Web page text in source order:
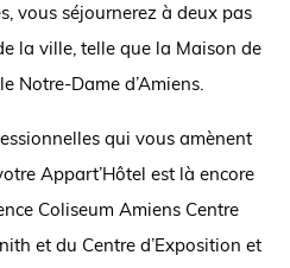
vous séjournerez à deux pas
la ville, telle que la Maison de
Notre-Dame d’Amiens.
qui vous amènent
Appart’Hôtel est là encore
Coliseum Amiens Centre
et du Centre d’Exposition et